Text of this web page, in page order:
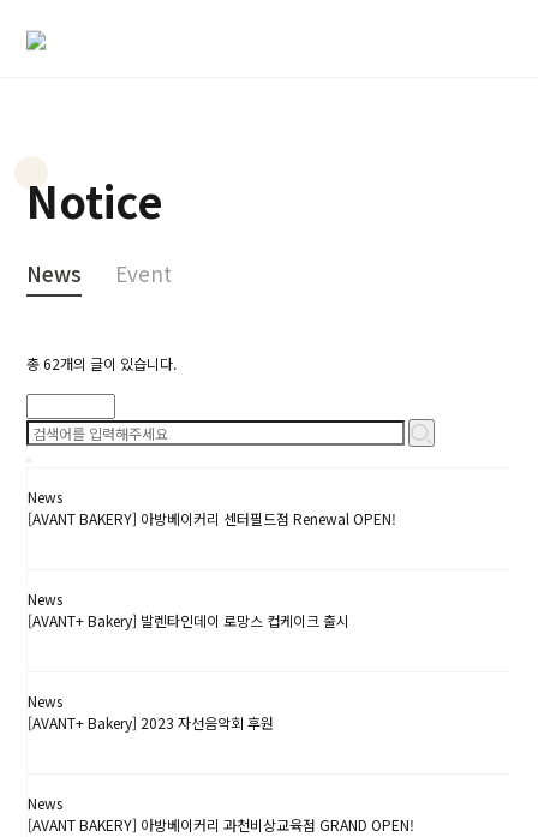
Notice
News Event
총62개의 글이 있습니다.
News
[AVANT BAKERY] 아방베이커리 센터필드점 Renewal OPEN!
News
[AVANT+ Bakery] 발렌타인데이 로망스 컵케이크 출시
News
[AVANT+ Bakery] 2023 자선음악회 후원
News
[AVANT BAKERY] 아방베이커리 과천비상교육점 GRAND OPEN!